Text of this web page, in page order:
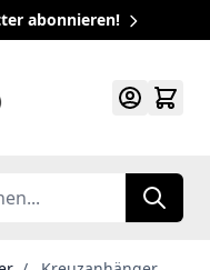
abonnieren!